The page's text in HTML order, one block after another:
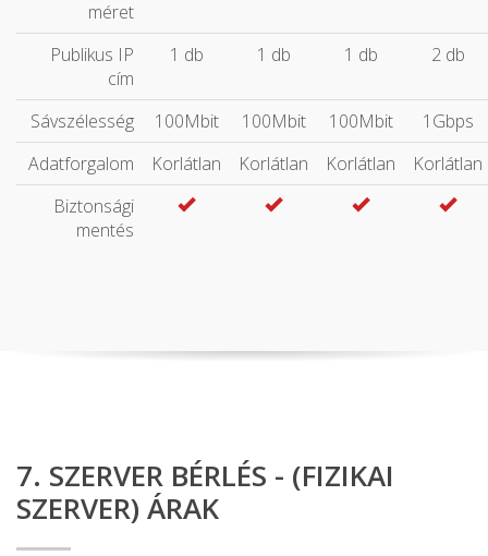
méret
Publikus IP
cím
1 db 1 db 1 db 2 db
Sávszélesség 100Mbit 100Mbit 100Mbit
1Gbps
Adatforgalom
Korlátlan Korlátlan Korlátlan
Korlátlan
Biztonsági
mentés
7. SZERVER BÉRLÉS - (FIZIKAI
SZERVER) ÁRAK